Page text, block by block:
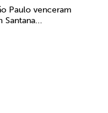
Paulo venceram
Santana...